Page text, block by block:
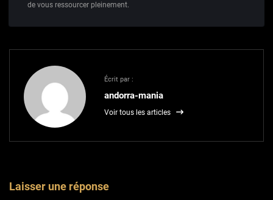
de vous ressourcer pleinement.
Écrit par :
andorra-mania
Voir tous les articles
Laisser une réponse